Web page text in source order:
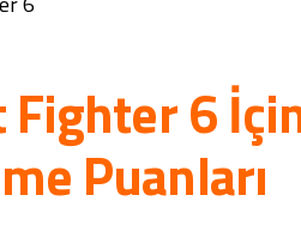
6
Puanları